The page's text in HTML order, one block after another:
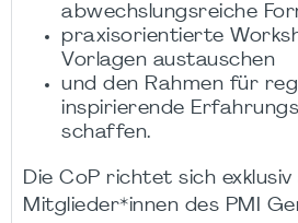
abwechslungsreiche
praxisorientierte
Vorlagen austauschen
und den Rahmen für
inspirierende
schaffen.
Die CoP richtet sich exklusiv
Mitglieder*innen des PMI